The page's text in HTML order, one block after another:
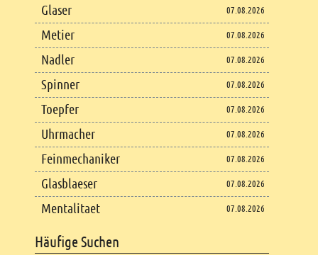
Glaser 07.08.2026
Metier 07.08.2026
Nadler 07.08.2026
Spinner 07.08.2026
Toepfer 07.08.2026
Uhrmacher 07.08.2026
Feinmechaniker 07.08.2026
Glasblaeser 07.08.2026
Mentalitaet 07.08.2026
Häufige Suchen